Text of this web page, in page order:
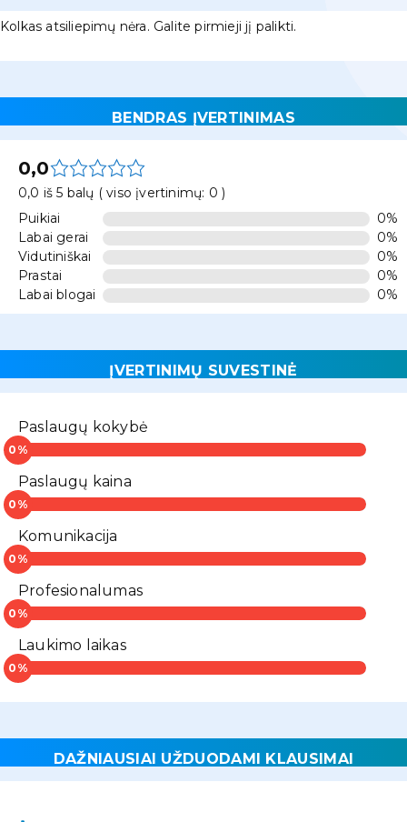
Kolkas atsiliepimų nėra. Galite pirmieji jį palikti.
BENDRAS ĮVERTINIMAS
0,0
0,0 iš 5 balų ( viso įvertinimų: 0 )
Puikiai
0%
Labai gerai
0%
Vidutiniškai
0%
Prastai
0%
Labai blogai
0%
ĮVERTINIMŲ SUVESTINĖ
Paslaugų kokybė
Paslaugų kaina
Komunikacija
Profesionalumas
Laukimo laikas
DAŽNIAUSIAI UŽDUODAMI KLAUSIMAI